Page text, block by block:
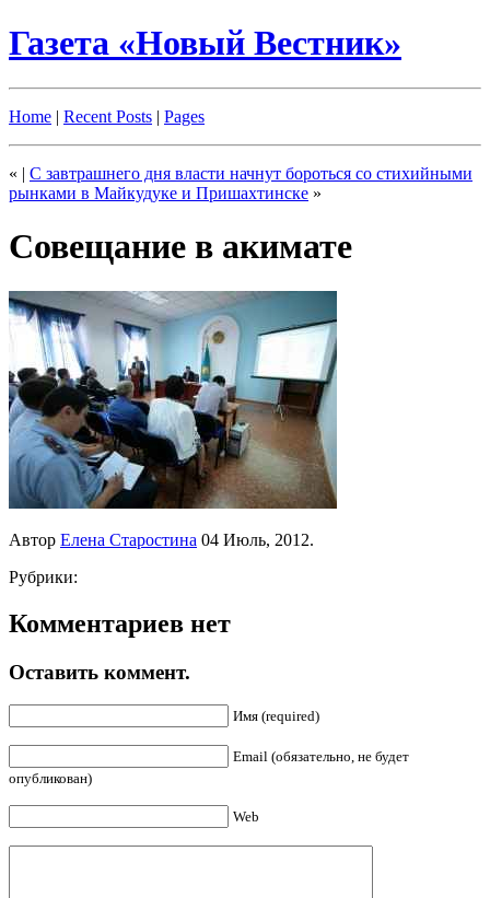
Газета «Новый Вестник»
Home | Recent Posts | Pages
« | С завтрашнего дня власти начнут бороться со стихийными
рынками в Майкудуке и Пришахтинске »
Совещание в акимате
Автор Елена Старостина 04 Июль, 2012.
Рубрики:
Комментариев нет
Оставить коммент.
Имя (required)
Email (обязательно, не будет
опубликован)
Web